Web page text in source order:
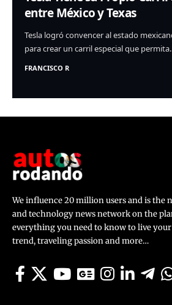
entre México y Texas
Tesla logró convencer al estado
para crear un carril especial que
FRANCISCO R
We influence 20 million users and is the
and technology news network on the
everything you need to know to live your
trend, traveling passion and more…